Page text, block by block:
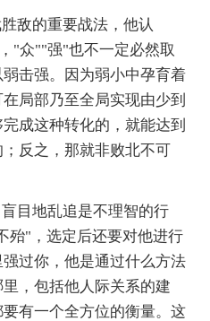
的重要战法，他认
"众""强"也不一定必然取
击强。因为弱小中孕育着
局部乃至全局实现由少到
成这种转化的，就能达到
反之，那就非败北不可
地乱追是不理智的行
殆"，选定后还要对他进行
过你，他是通过什么方法
，包括他人际关系的建
有一个全方位的衡量。这